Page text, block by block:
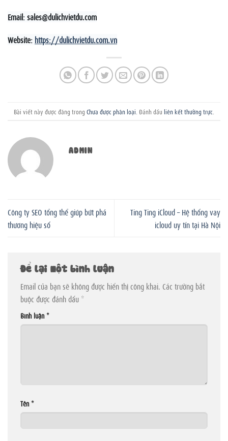
Email:sales@dulichvietdu.com
Website: https://dulichvietdu.com.vn
Bài viết này được đăng trong Chưa được phân loại . Đánh dấu liên kết thường trực
ADMIN
Công ty SEO tổng thể giúp bứt phá
thương hiệu số
Ting Ting iCloud – Hệ thống vay
icloud uy tín tại Hà Nội
Để lại một bình luận
Email của bạn sẽ không được hiển thị công khai. Các trường bắt
buộc được đánh dấu *
Bình luận *
Tên *